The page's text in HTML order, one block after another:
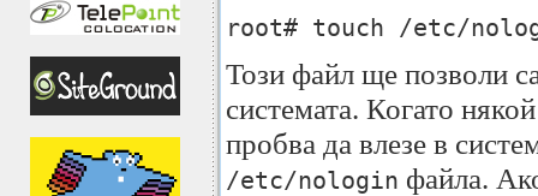
root# touch /etc/
Този файл ще позволи
системата. Когато
пробва да влезе в
/etc/nologin файла.